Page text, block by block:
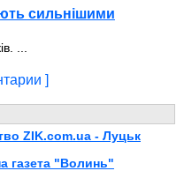
сильнішими
...
]
ZIK.com.ua - Луцьк
газета "Волинь"